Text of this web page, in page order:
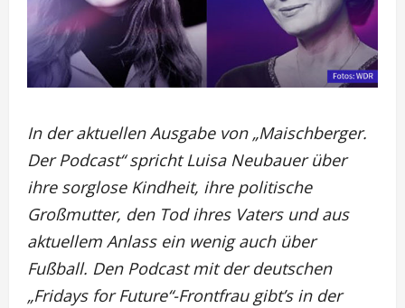
In der aktuellen Ausgabe von „Maischberger.
Der Podcast“ spricht Luisa Neubauer über
ihre sorglose Kindheit, ihre politische
Großmutter, den Tod ihres Vaters und aus
aktuellem Anlass ein wenig auch über
Fußball. Den Podcast mit der deutschen
„Fridays for Future“-Frontfrau gibt’s in der